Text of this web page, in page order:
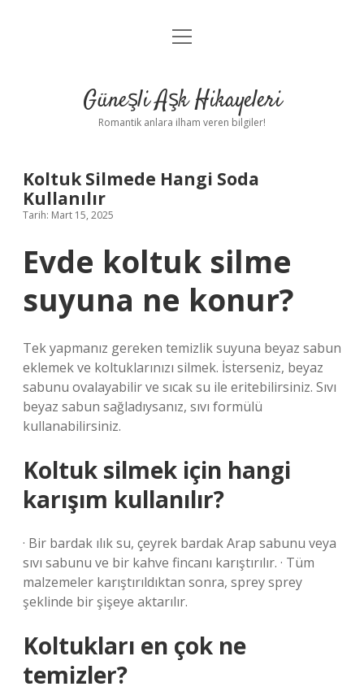
Anasayfa
Yasal Uyarı
menüyü
Güneşli Aşk Hikayeleri
Romantik anlara ilham veren bilgiler!
Koltuk Silmede Hangi Soda
Kullanılır
Tarih: Mart 15, 2025
Evde koltuk silme
suyuna ne konur?
Tek yapmanız gereken temizlik suyuna beyaz sabun
eklemek ve koltuklarınızı silmek. İsterseniz, beyaz
sabunu ovalayabilir ve sıcak su ile eritebilirsiniz. Sıvı
beyaz sabun sağladıysanız, sıvı formülü
kullanabilirsiniz.
Koltuk silmek için hangi
karışım kullanılır?
· Bir bardak ılık su, çeyrek bardak Arap sabunu veya
sıvı sabunu ve bir kahve fincanı karıştırılır. · Tüm
malzemeler karıştırıldıktan sonra, sprey sprey
şeklinde bir şişeye aktarılır.
Koltukları en çok ne
temizler?